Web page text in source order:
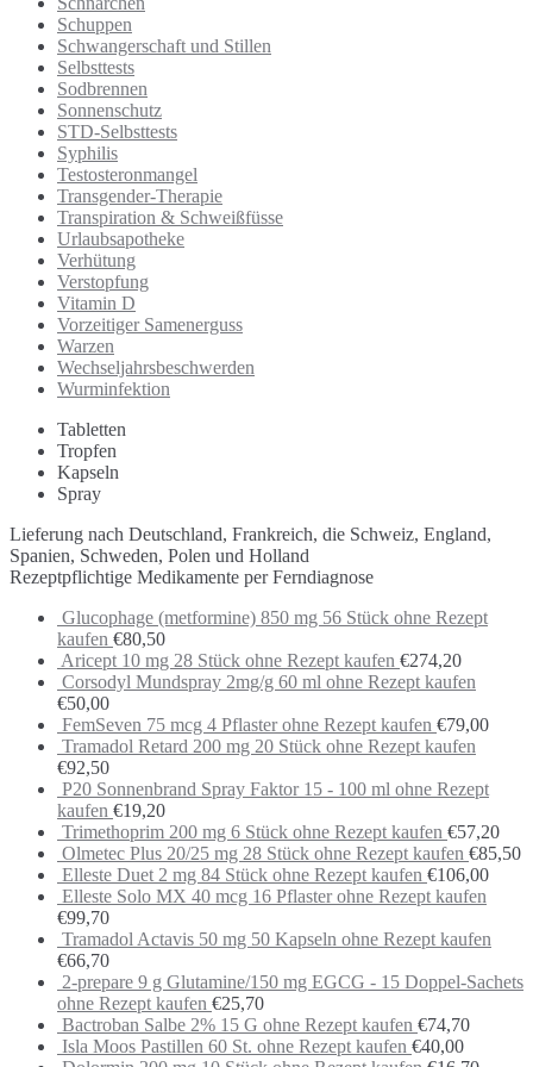
Schuppen
Schwangerschaft und Stillen
Selbsttests
Sodbrennen
Sonnenschutz
STD-Selbsttests
Syphilis
Testosteronmangel
Transgender-Therapie
Transpiration & Schweißfüsse
Urlaubsapotheke
Verhütung
Verstopfung
Vitamin D
Vorzeitiger Samenerguss
Warzen
Wechseljahrsbeschwerden
Wurminfektion
Tabletten
Tropfen
Kapseln
Spray
Lieferung nach Deutschland, Frankreich, die Schweiz, England,
Spanien, Schweden, Polen und Holland
Rezeptpflichtige Medikamente per Ferndiagnose
Glucophage (metformine) 850 mg 56 Stück ohne Rezept
kaufen €80,50
Aricept 10 mg 28 Stück ohne Rezept kaufen €274,20
Corsodyl Mundspray 2mg/g 60 ml ohne Rezept kaufen
€50,00
FemSeven 75 mcg 4 Pflaster ohne Rezept kaufen €79,00
Tramadol Retard 200 mg 20 Stück ohne Rezept kaufen
€92,50
P20 Sonnenbrand Spray Faktor 15 - 100 ml ohne Rezept
kaufen €19,20
Trimethoprim 200 mg 6 Stück ohne Rezept kaufen €57,20
Olmetec Plus 20/25 mg 28 Stück ohne Rezept kaufen €85,50
Elleste Duet 2 mg 84 Stück ohne Rezept kaufen €106,00
Elleste Solo MX 40 mcg 16 Pflaster ohne Rezept kaufen
€99,70
Tramadol Actavis 50 mg 50 Kapseln ohne Rezept kaufen
€66,70
2-prepare 9 g Glutamine/150 mg EGCG - 15 Doppel-Sachets
ohne Rezept kaufen €25,70
Bactroban Salbe 2% 15 G ohne Rezept kaufen €74,70
Isla Moos Pastillen 60 St. ohne Rezept kaufen €40,00